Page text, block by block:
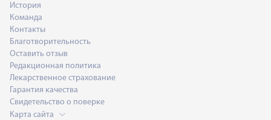
История
Команда
Контакты
Благотворительность
Оставить отзыв
Редакционная политика
Лекарственное страхование
Гарантия качества
Свидетельство о поверке
Карта сайта